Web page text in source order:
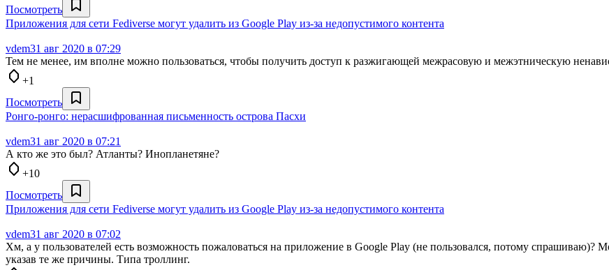
Посмотреть
Приложения для сети Fediverse могут удалить из Google Play из-за недопустимого контента
vdem31 авг 2020 в 07:29
Тем не менее, им вполне можно пользоваться, чтобы получить доступ к разжигающей межрасовую и межэтническую
+1
Посмотреть
Ронго-ронго: нерасшифрованная письменность острова Пасхи
vdem31 авг 2020 в 07:21
А кто же это был? Атланты? Инопланетяне?
+10
Посмотреть
Приложения для сети Fediverse могут удалить из Google Play из-за недопустимого контента
vdem31 авг 2020 в 07:02
Хм, а у пользователей есть возможность пожаловаться на приложение в Google Play (не пользовался, потому
указав те же причины. Типа троллинг.